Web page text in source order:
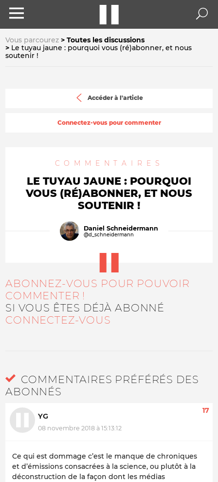
Vous parcourez
Toutes les discussions
Le tuyau jaune : pourquoi vous (ré)abonner, et nous
soutenir !
Accéder à l'article
Connectez-vous pour commenter
COMMENTAIRES
LE TUYAU JAUNE : POURQUOI
VOUS (RÉ)ABONNER, ET NOUS
SOUTENIR !
Daniel Schneidermann
@d_schneidermann
ABONNEZ-VOUS POUR POUVOIR
COMMENTER !
SI VOUS ÊTES DÉJÀ ABONNÉ
CONNECTEZ-VOUS
COMMENTAIRES PRÉFÉRÉS DES
ABONNÉS
YG
08 novembre 2018 à 15:13:12
17
Ce qui est dommage c’est le manque de chroniques
et d’émissions consacrées à la science, ou plutôt à la
déconstruction de la façon dont les médias